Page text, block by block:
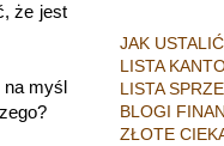
że jest
na myśl
JAK
LISTA
LISTA
BLOGI
ZŁOTE